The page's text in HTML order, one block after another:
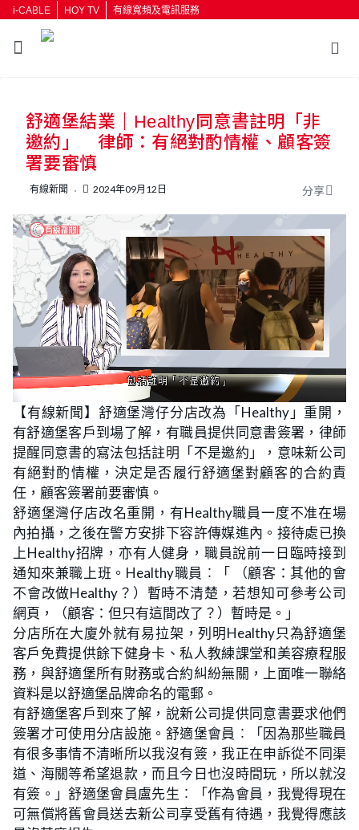
i-CABLE HOY TV 有線寬頻及電訊服務
按輸入鍵開始搜尋
舒適堡結業｜Healthy同意書註明「非
邀約」 律師：有絕對酌情權、顧客簽
署要審慎
有線新聞 2024年09月12日 分享
m
u
t
e
a
d
e
d
:
1
6
.
1
7
%
【有線新聞】舒適堡灣仔分店改為「Healthy」重開，
有舒適堡客戶到場了解，有職員提供同意書簽署，律師
提醒同意書的寫法包括註明「不是邀約」，意味新公司
有絕對酌情權，決定是否履行舒適堡對顧客的合約責
任，顧客簽署前要審慎。
舒適堡灣仔店改名重開，有Healthy職員一度不准在場
內拍攝，之後在警方安排下容許傳媒進內。接待處已換
上Healthy招牌，亦有人健身，職員說前一日臨時接到
通知來兼職上班。Healthy職員︰「 （顧客：其他的會
不會改做Healthy？）暫時不清楚，若想知可參考公司
網頁，（顧客：但只有這間改了？）暫時是。」
分店所在大廈外就有易拉架，列明Healthy只為舒適堡
客戶免費提供餘下健身卡、私人教練課堂和美容療程服
務，與舒適堡所有財務或合約糾紛無關，上面唯一聯絡
資料是以舒適堡品牌命名的電郵。
有舒適堡客戶到來了解，說新公司提供同意書要求他們
簽署才可使用分店設施。舒適堡會員︰「因為那些職員
有很多事情不清晰所以我沒有簽，我正在申訴從不同渠
道、海關等希望退款，而且今日也沒時間玩，所以就沒
有簽。」舒適堡會員盧先生︰「作為會員，我覺得現在
可無償將舊會員送去新公司享受舊有待遇，我覺得應該